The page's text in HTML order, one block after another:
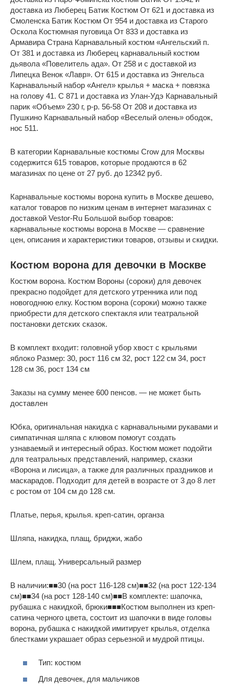
доставка из Люберец Батик Костюм От 621 и доставка из
Смоленска Батик Костюм От 954 и доставка из Старого
Оскола Костюмная пуговица От 833 и доставка из
Армавира Страна Карнавальный костюм «Ангельский п.
От 381 и доставка из Люберец карнавальный костюм
дьявола «Повелитель ада». От 258 и с доставкой из
Липецка Венок «Лавр». От 615 и доставка из Энгельса
Карнавальный набор «Ангел» крылья + маска + повязка
на голову 41. С 871 и доставка из Улан-Удэ Карнавальный
парик «Объем» 230 г, р-р. 56-58 От 208 и доставка из
Пушкино Карнавальный набор «Веселый олень» ободок,
нос 511.
В категории Карнавальные костюмы Crow для Москвы
содержится 615 товаров, которые продаются в 62
магазинах по цене от 27 руб. до 12342 руб.
Карнавальные костюмы ворона купить в Москве дешево,
каталог товаров по низким ценам в интернет магазинах с
доставкой Vestor-Ru Большой выбор товаров:
карнавальные костюмы ворона в Москве — сравнение
цен, описания и характеристики товаров, отзывы и скидки.
Костюм ворона для девочки в Москве
Костюм ворона. Костюм Вороны (сороки) для девочек
прекрасно подойдет для детского утренника или под
новогоднюю елку. Костюм ворона (сороки) можно также
приобрести для детского спектакля или театральной
постановки детских сказок.
В комплект входит: головной убор хвост с крыльями
яблоко Размер: 30, рост 116 см 32, рост 122 см 34, рост
128 см 36, рост 134 см
Заказы на сумму менее 600 пенсов. — не может быть
доставлен
Юбка, оригинальная накидка с карнавальными рукавами и
симпатичная шляпа с клювом помогут создать
узнаваемый и интересный образ. Костюм может подойти
для театральных представлений, например, сказки
«Ворона и лисица», а также для различных праздников и
маскарадов. Подходит для детей в возрасте от 3 до 8 лет
с ростом от 104 см до 128 см.
Платье, перья, крылья. креп-сатин, органза
Шляпа, накидка, плащ, бриджи, жабо
Шлем, плащ. Универсальный размер
В наличии:■■30 (на рост 116-128 см)■■32 (на рост 122-134
см)■■34 (на рост 128-140 см)■■В комплекте: шапочка,
рубашка с накидкой, брюки■■■Костюм выполнен из креп-
сатина черного цвета, состоит из шапочки в виде головы
ворона, рубашка с накидкой имитирует крылья, отделка
блестками украшает образ серьезной и мудрой птицы.
Тип: костюм
Для девочек, для мальчиков